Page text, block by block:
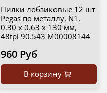
Пилки лобзиковые 12 шт
Pegas по металлу, N1,
0.30 х 0.63 х 130 мм,
48tpi 90.543 М00008144
960 Руб
В корзину